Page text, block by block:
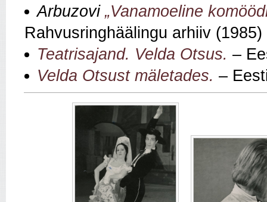
Arbuzovi „Vanamoeline
Rahvusringhäälingu arhiiv (1985)
Teatrisajand. Velda Otsus. –
Velda Otsust mäletades. –